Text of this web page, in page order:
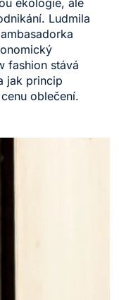
Ludmila
fashion stává
jak princip
oblečení.